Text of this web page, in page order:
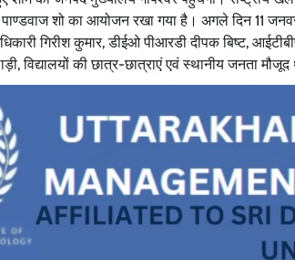
शो का आयोजन रखा गया है। अगले दिन 11
गिरीश कुमार, डीईओ पीआरडी दीपक बिष्ट,
विद्यालयों की छात्र-छात्राएं एवं स्थानीय जनता मौजूद